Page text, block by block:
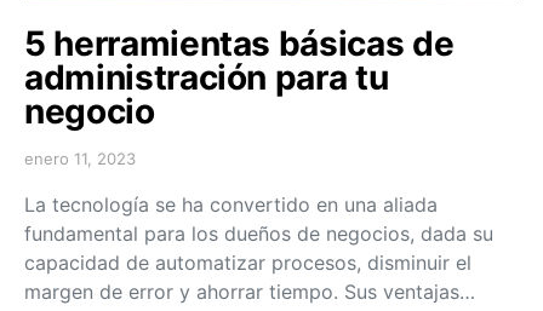
5 herramientas básicas de
administración para tu
negocio
enero 11, 2023
La tecnología se ha convertido en una aliada
fundamental para los dueños de negocios, dada su
capacidad de automatizar procesos, disminuir el
margen de error y ahorrar tiempo. Sus ventajas…